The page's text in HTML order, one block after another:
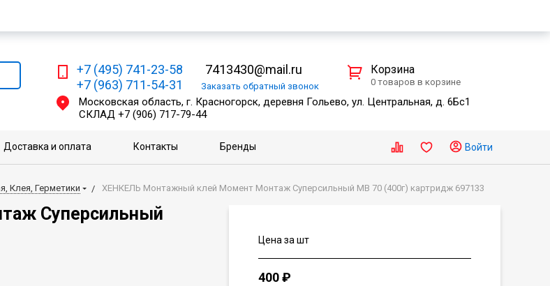
+7 (495) 741-23-58
+7 (963) 711-54-31
7413430@mail.ru
Заказать обратный звонок
Московская область, г. Красногорск, деревня Гольево, ул. Центральная, д. 6Бс1
СКЛАД +7 (906) 717-79-44
Корзина
0 товаров в корзине
Доставка и оплата Контакты Бренды Войти
Клея, Герметики ХЕНКЕЛЬ Монтажный клей Момент Монтаж Суперсильный МВ 70 (400г) картридж 697133
Суперсильный
Цена за шт
400 ₽